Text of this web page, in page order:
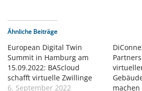
Ähnliche Beiträge
European Digital Twin
Summit in Hamburg am
15.09.2022: BAScloud
schafft virtuelle Zwillinge
6. September 2022
machen